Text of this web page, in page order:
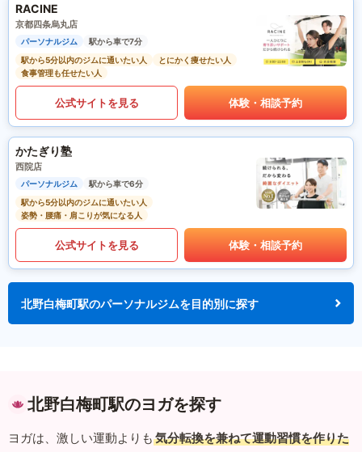
RACINE
京都四条烏丸店
パーソナルジム
駅から車で7分
駅から5分以内のジムに通いたい人
とにかく痩せたい人
食事管理も任せたい人
公式サイトを見る 体験・相談予約
かたぎり塾
西院店
パーソナルジム
駅から車で6分
駅から5分以内のジムに通いたい人
姿勢・腰痛・肩こりが気になる人
公式サイトを見る 体験・相談予約
北野白梅町駅のパーソナルジムを目的別に探す
北野白梅町駅のヨガを探す
ヨガは、激しい運動よりも 気分転換を兼ねて運動習慣を作りた